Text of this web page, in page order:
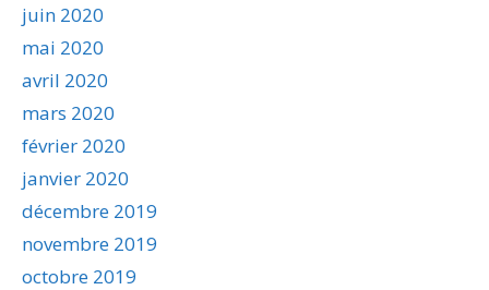
juin 2020
mai 2020
avril 2020
mars 2020
février 2020
janvier 2020
décembre 2019
novembre 2019
octobre 2019